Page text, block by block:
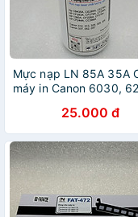
Mực nạp LN 85A 35A
máy in Canon 6030,
M12A, M15A, M28A -
chính hãng
25.000 đ